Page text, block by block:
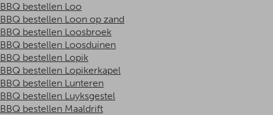
BBQ bestellen Loo
BBQ bestellen Loon op zand
BBQ bestellen Loosbroek
BBQ bestellen Loosduinen
BBQ bestellen Lopik
BBQ bestellen Lopikerkapel
BBQ bestellen Lunteren
BBQ bestellen Luyksgestel
BBQ bestellen Maaldrift